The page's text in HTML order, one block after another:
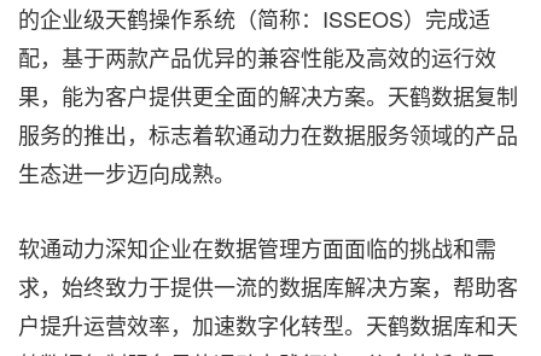
的企业级天鹤操作系统（简称：ISSEOS）完成适
配，基于两款产品优异的兼容性能及高效的运行效
果，能为客户提供更全面的解决方案。天鹤数据复制
服务的推出，标志着软通动力在数据服务领域的产品
生态进一步迈向成熟。
软通动力深知企业在数据管理方面面临的挑战和需
求，始终致力于提供一流的数据库解决方案，帮助客
户提升运营效率，加速数字化转型。天鹤数据库和天